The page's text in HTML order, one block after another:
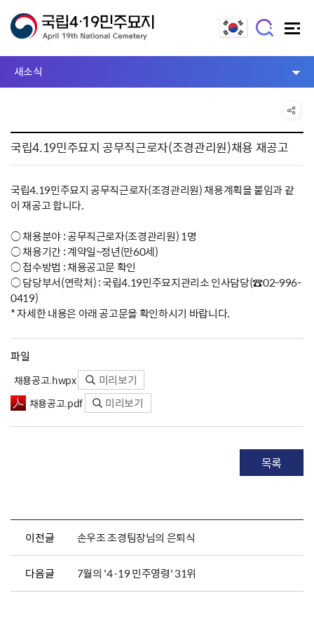
새소식
국립4.19민주묘지 공무직근로자(조경관리원)채용 재공고
국립4.19민주묘지 공무직근로자(조경관리원) 채용계획을 붙임과 같
이 재공고 합니다.
○ 채용분야 : 공무직근로자(조경관리원) 1명
○ 채용기간 : 계약일~정년(만60세)
○ 접수방법 : 채용공고문 확인
○ 담당부서(연락처) : 국립4.19민주묘지관리소 인사담당(☎02-996-
0419)
* 자세한 내용은 아래 공고문을 확인하시기 바랍니다.
파일
채용공고.hwpx 미리보기
채용공고.pdf 미리보기
목록
이전글 손우조 조경팀장님의 은퇴식
다음글 7월의 '4·19 민주영령' 31위